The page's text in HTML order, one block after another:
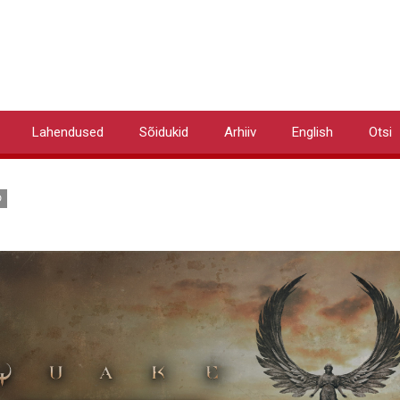
Lahendused Sõidukid Arhiiv English Otsi